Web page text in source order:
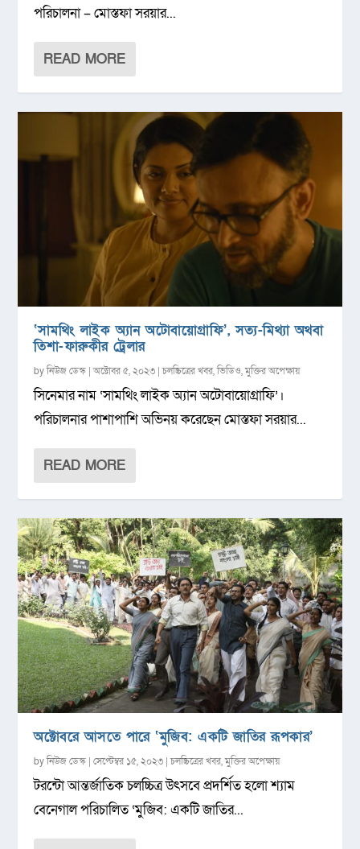
পরিচালনা – মোস্তফা সরয়ার...
READ MORE
‘সামথিং লাইক অ্যান অটোবায়োগ্রাফি’, সত্য-মিথ্যা অথবা
তিশা-ফারুকীর ট্রেলার
byনিউজ ডেস্ক |অক্টোবর ৫, ২০২৩ |চলচ্চিত্রের খবর,ভিডিও,মুক্তির অপেক্ষায়
সিনেমার নাম ‘সামথিং লাইক অ্যান অটোবায়োগ্রাফি’।
পরিচালনার পাশাপাশি অভিনয় করেছেন মোস্তফা সরয়ার...
READ MORE
অক্টোবরে আসতে পারে ‘মুজিব: একটি জাতির রূপকার’
byনিউজ ডেস্ক |সেপ্টেম্বর ১৫, ২০২৩ |চলচ্চিত্রের খবর,মুক্তির অপেক্ষায়
টরন্টো আন্তর্জাতিক চলচ্চিত্র উৎসবে প্রদর্শিত হলো শ্যাম
বেনেগাল পরিচালিত ‘মুজিব: একটি জাতির...